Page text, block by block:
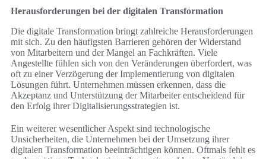
Herausforderungen bei der digitalen Transformation
Die digitale Transformation bringt zahlreiche Herausforderungen
mit sich. Zu den häufigsten Barrieren gehören der Widerstand
von Mitarbeitern und der Mangel an Fachkräften. Viele
Angestellte fühlen sich von den Veränderungen überfordert, was
oft zu einer Verzögerung der Implementierung von digitalen
Lösungen führt. Unternehmen müssen erkennen, dass die
Akzeptanz und Unterstützung der Mitarbeiter entscheidend für
den Erfolg ihrer Digitalisierungsstrategien ist.
Ein weiterer wesentlicher Aspekt sind technologische
Unsicherheiten, die Unternehmen bei der Umsetzung ihrer
digitalen Transformation beeinträchtigen können. Oftmals fehlt es